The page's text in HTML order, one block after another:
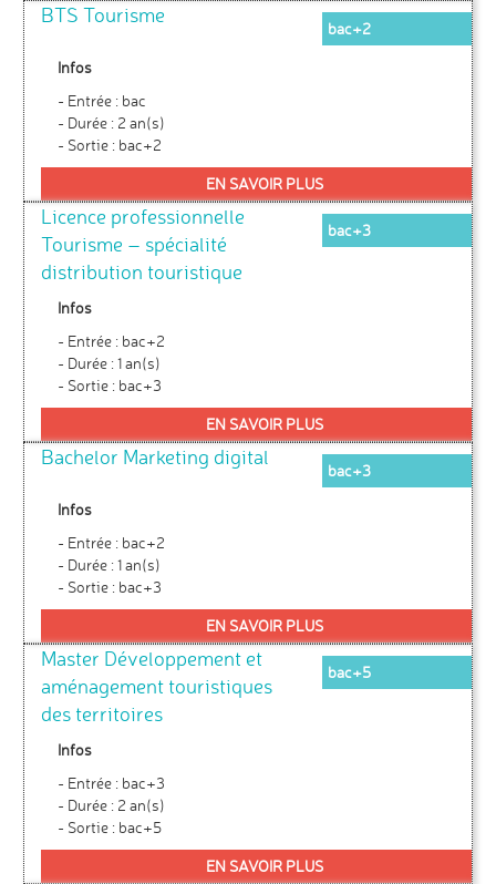
BTS Tourisme
bac+2
Infos
- Entrée : bac
- Durée : 2 an(s)
- Sortie : bac+2
EN SAVOIR PLUS
Licence professionnelle
Tourisme – spécialité
distribution touristique
bac+3
Infos
- Entrée : bac+2
- Durée : 1 an(s)
- Sortie : bac+3
EN SAVOIR PLUS
Bachelor Marketing digital
bac+3
Infos
- Entrée : bac+2
- Durée : 1 an(s)
- Sortie : bac+3
EN SAVOIR PLUS
Master Développement et
aménagement touristiques
des territoires
bac+5
Infos
- Entrée : bac+3
- Durée : 2 an(s)
- Sortie : bac+5
EN SAVOIR PLUS